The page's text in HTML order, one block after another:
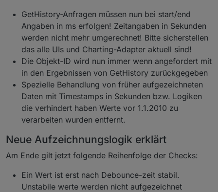
GetHistory-Anfragen müssen nun bei start/end
Angaben in ms erfolgen! Zeitangaben in Sekunden
werden nicht mehr umgerechnet! Bitte sicherstellen
das alle UIs und Charting-Adapter aktuell sind!
Die Objekt-ID wird nun immer wenn angefordert mit
in den Ergebnissen von GetHistory zurückgegeben
Spezielle Behandlung von früher aufgezeichneten
Daten mit Timestamps in Sekunden bzw. Logiken
die verhindert haben Werte vor 1.1.2010 zu
verarbeiten wurden entfernt.
Neue Aufzeichnungslogik erklärt
Am Ende gilt jetzt folgende Reihenfolge der Checks:
Ein Wert ist erst nach Debounce-zeit stabil.
Unstabile werte werden nicht aufgezeichnet